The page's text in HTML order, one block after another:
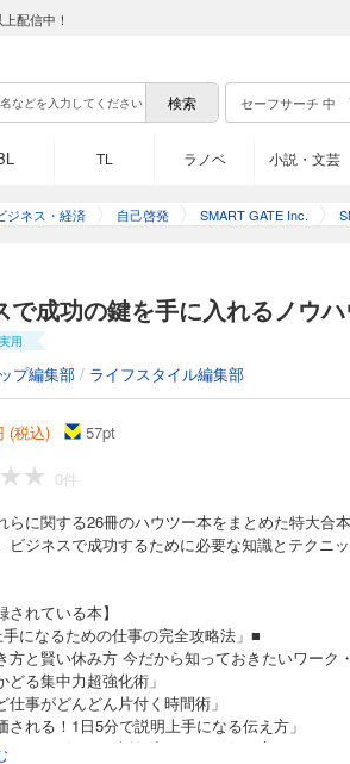
配信中！
セーフサーチ 中
TL ラノベ 小説・文芸
ジネス・経済 自己啓発 SMART GATE Inc.
で成功の鍵を手に入れるノウ
用
プ編集部 / ライフスタイル編集部
(税込) 57pt
0件
らに関する26冊のハウツー本をまとめた特大合本
ビジネスで成功するために必要な知識とテクニ
されている本】
になるための仕事の完全攻略法」■
方と賢い休み方 今だから知っておきたいワーク
どる集中力超強化術」
仕事がどんどん片付く時間術」
される！1日5分で説明上手になる伝え方」
」を引きだす説得力があがる伝え方」